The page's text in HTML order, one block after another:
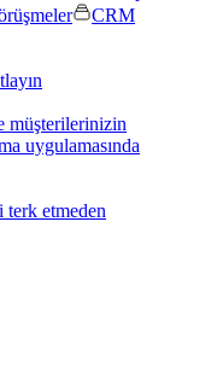
CRM
müşterilerinizin
uygulamasında
etmeden